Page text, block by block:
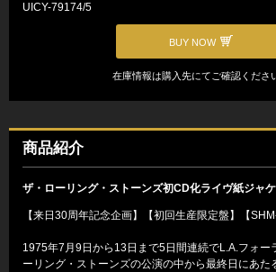
UICY-79174/5
BUY NOW
在庫情報は購入先にてご確認くださ
商品紹介
ザ・ローリング・ストーンズ初CD化ライヴ紙ジャ
【来日30周年記念企画】【初回生産限定盤】【
1975年7月9日から13日まで5日間連続でL.A.フォー
ーリング・ストーンズの公演の中から最終日にあた